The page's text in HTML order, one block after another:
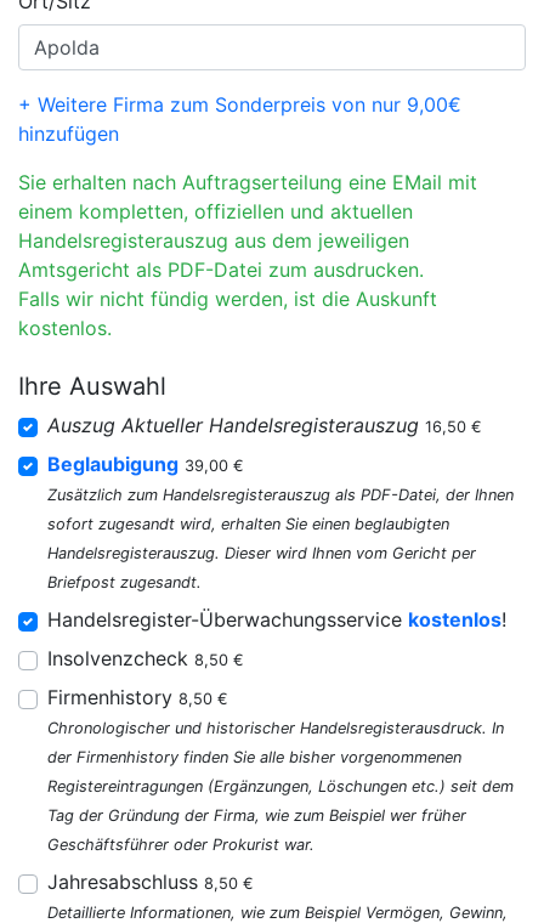
+ Weitere Firma zum Sonderpreis von nur 9,00€
hinzufügen
Sie erhalten nach Auftragserteilung eine EMail mit
einem kompletten, offiziellen und aktuellen
Handelsregisterauszug aus dem jeweiligen
Amtsgericht als PDF-Datei zum ausdrucken.
Falls wir nicht fündig werden, ist die Auskunft
kostenlos.
Ihre Auswahl
Auszug Aktueller Handelsregisterauszug 16,50 €
Beglaubigung 39,00 €
Zusätzlich zum Handelsregisterauszug als PDF-Datei, der Ihnen
sofort zugesandt wird, erhalten Sie einen beglaubigten
Handelsregisterauszug. Dieser wird Ihnen vom Gericht per
Briefpost zugesandt.
Handelsregister-Überwachungsservice kostenlos!
Insolvenzcheck 8,50 €
Firmenhistory 8,50 €
Chronologischer und historischer Handelsregisterausdruck. In
der Firmenhistory finden Sie alle bisher vorgenommenen
Registereintragungen (Ergänzungen, Löschungen etc.) seit dem
Tag der Gründung der Firma, wie zum Beispiel wer früher
Geschäftsführer oder Prokurist war.
Jahresabschluss 8,50 €
Detaillierte Informationen, wie zum Beispiel Vermögen, Gewinn,